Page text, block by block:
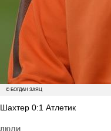
© БОГДАН ЗАЯЦ
Шахтер 0:1 Атлетик